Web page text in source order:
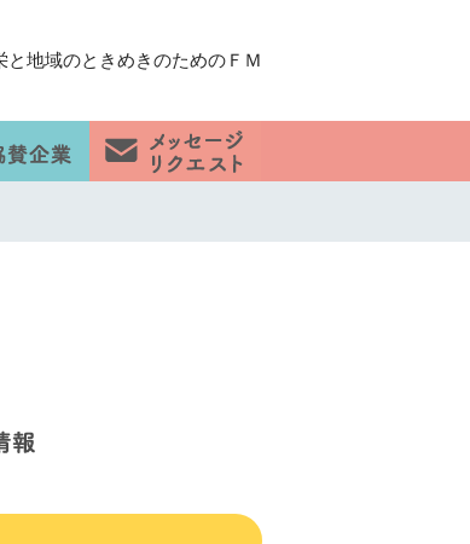
と地域のときめきのためのＦＭ